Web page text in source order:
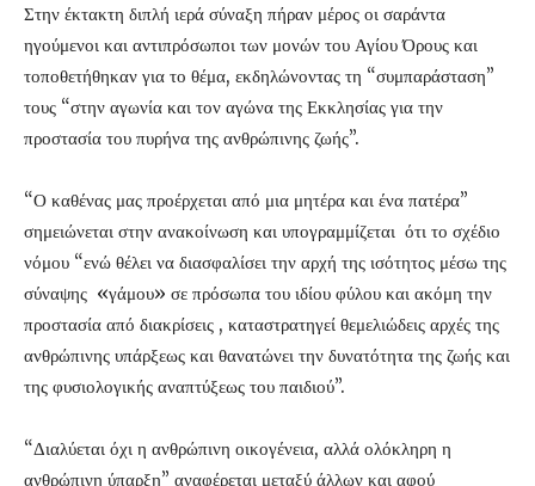
Στην έκτακτη διπλή ιερά σύναξη πήραν μέρος οι σαράντα
ηγούμενοι και αντιπρόσωποι των μονών του Αγίου Όρους και
τοποθετήθηκαν για το θέμα, εκδηλώνοντας τη “συμπαράσταση”
τους “στην αγωνία και τον αγώνα της Εκκλησίας για την
προστασία του πυρήνα της ανθρώπινης ζωής”.
“Ο καθένας μας προέρχεται από μια μητέρα και ένα πατέρα”
σημειώνεται στην ανακοίνωση και υπογραμμίζεται ότι το σχέδιο
νόμου “ενώ θέλει να διασφαλίσει την αρχή της ισότητος μέσω της
σύναψης «γάμου» σε πρόσωπα του ιδίου φύλου και ακόμη την
προστασία από διακρίσεις , καταστρατηγεί θεμελιώδεις αρχές της
ανθρώπινης υπάρξεως και θανατώνει την δυνατότητα της ζωής και
της φυσιολογικής αναπτύξεως του παιδιού”.
“Διαλύεται όχι η ανθρώπινη οικογένεια, αλλά ολόκληρη η
ανθρώπινη ύπαρξη” αναφέρεται μεταξύ άλλων και αφού